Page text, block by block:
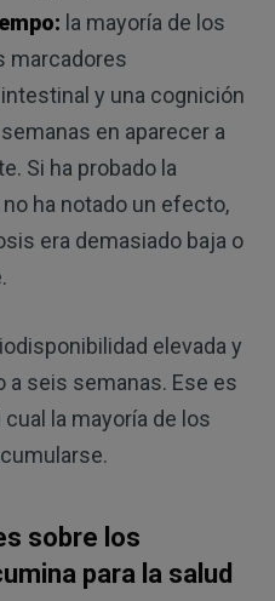
la mayoría de los
marcadores
y una cognición
en aparecer a
Si ha probado la
ha notado un efecto,
era demasiado baja o
elevada y
seis semanas. Ese es
la mayoría de los
sobre los
para la salud